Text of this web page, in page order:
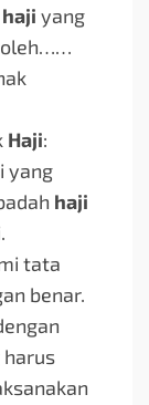
haji yang
…
Haji:
yang
haji
tata
benar.